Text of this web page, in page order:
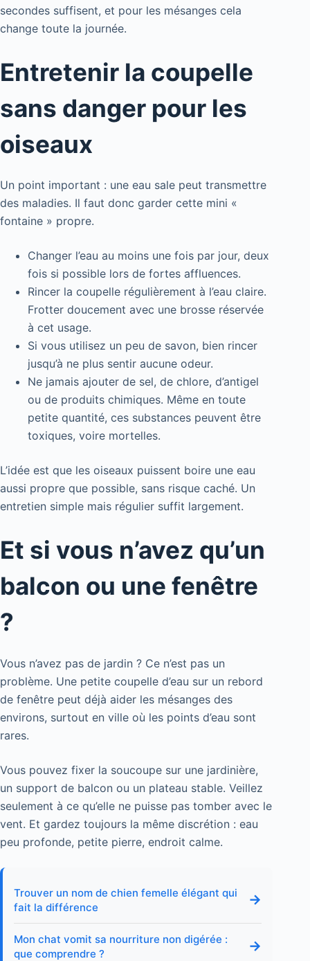
secondes suffisent, et pour les mésanges cela
change toute la journée.
Entretenir la coupelle
sans danger pour les
oiseaux
Un point important : une eau sale peut transmettre
des maladies. Il faut donc garder cette mini «
fontaine » propre.
Changer l’eau au moins une fois par jour, deux
fois si possible lors de fortes affluences.
Rincer la coupelle régulièrement à l’eau claire.
Frotter doucement avec une brosse réservée
à cet usage.
Si vous utilisez un peu de savon, bien rincer
jusqu’à ne plus sentir aucune odeur.
Ne jamais ajouter de sel, de chlore, d’antigel
ou de produits chimiques. Même en toute
petite quantité, ces substances peuvent être
toxiques, voire mortelles.
L’idée est que les oiseaux puissent boire une eau
aussi propre que possible, sans risque caché. Un
entretien simple mais régulier suffit largement.
Et si vous n’avez qu’un
balcon ou une fenêtre
?
Vous n’avez pas de jardin ? Ce n’est pas un
problème. Une petite coupelle d’eau sur un rebord
de fenêtre peut déjà aider les mésanges des
environs, surtout en ville où les points d’eau sont
rares.
Vous pouvez fixer la soucoupe sur une jardinière,
un support de balcon ou un plateau stable. Veillez
seulement à ce qu’elle ne puisse pas tomber avec le
vent. Et gardez toujours la même discrétion : eau
peu profonde, petite pierre, endroit calme.
Trouver un nom de chien femelle élégant qui
fait la différence
→
Mon chat vomit sa nourriture non digérée :
que comprendre ?
→